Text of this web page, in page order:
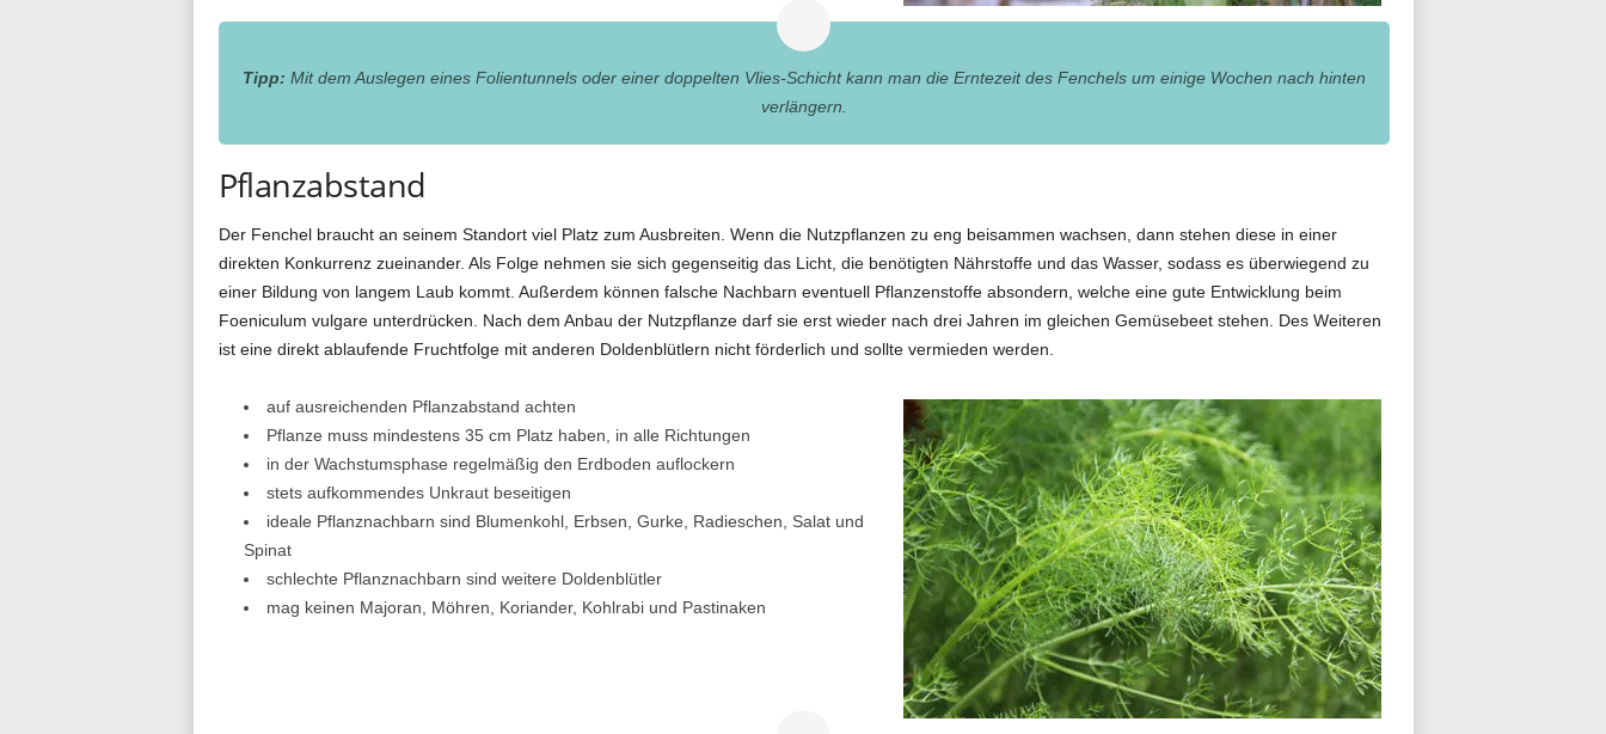
Tipp: Mit dem Auslegen eines Folientunnels oder einer doppelten Vlies-Schicht kann man die Erntezeit des Fenchels um einige Wochen nach hinten
verlängern.
Pflanzabstand
Der Fenchel braucht an seinem Standort viel Platz zum Ausbreiten. Wenn die Nutzpflanzen zu eng beisammen wachsen, dann stehen diese in einer
direkten Konkurrenz zueinander. Als Folge nehmen sie sich gegenseitig das Licht, die benötigten Nährstoffe und das Wasser, sodass es überwiegend zu
einer Bildung von langem Laub kommt. Außerdem können falsche Nachbarn eventuell Pflanzenstoffe absondern, welche eine gute Entwicklung beim
Foeniculum vulgare unterdrücken. Nach dem Anbau der Nutzpflanze darf sie erst wieder nach drei Jahren im gleichen Gemüsebeet stehen. Des Weiteren
ist eine direkt ablaufende Fruchtfolge mit anderen Doldenblütlern nicht förderlich und sollte vermieden werden.
auf ausreichenden Pflanzabstand achten
Pflanze muss mindestens 35 cm Platz haben, in alle Richtungen
in der Wachstumsphase regelmäßig den Erdboden auflockern
stets aufkommendes Unkraut beseitigen
ideale Pflanznachbarn sind Blumenkohl, Erbsen, Gurke, Radieschen, Salat und
Spinat
schlechte Pflanznachbarn sind weitere Doldenblütler
mag keinen Majoran, Möhren, Koriander, Kohlrabi und Pastinaken